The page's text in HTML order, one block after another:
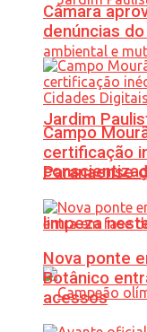
Jardim
limpeza
Câmara
denúncias do
Campo
certificação
Paranaense
Nova ponte
Botânico
acessos